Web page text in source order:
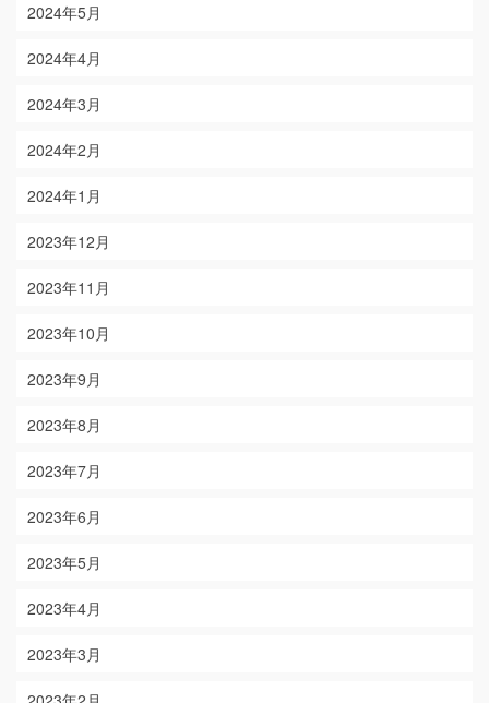
2024年5月
2024年4月
2024年3月
2024年2月
2024年1月
2023年12月
2023年11月
2023年10月
2023年9月
2023年8月
2023年7月
2023年6月
2023年5月
2023年4月
2023年3月